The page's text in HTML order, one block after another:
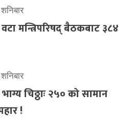
मन्त्रिपरिषद् बैठकबाट ३८४
चिठ्ठाः २५० को सामान
!